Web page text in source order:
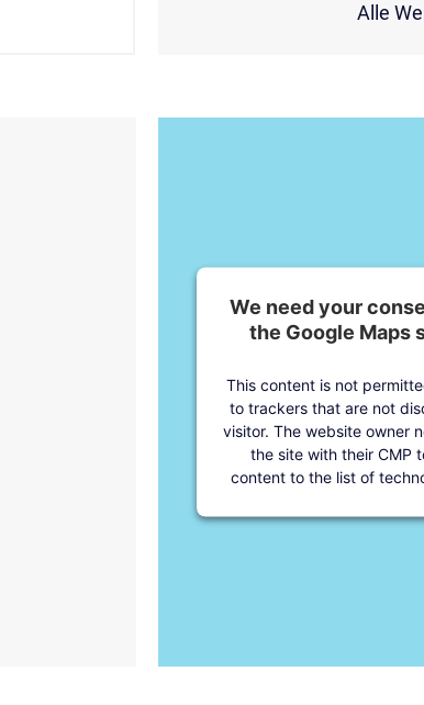
Alle
We need your
the Google Maps
This content is not
to trackers that are not
visitor. The website owner
the site with their CMP
content to the list of